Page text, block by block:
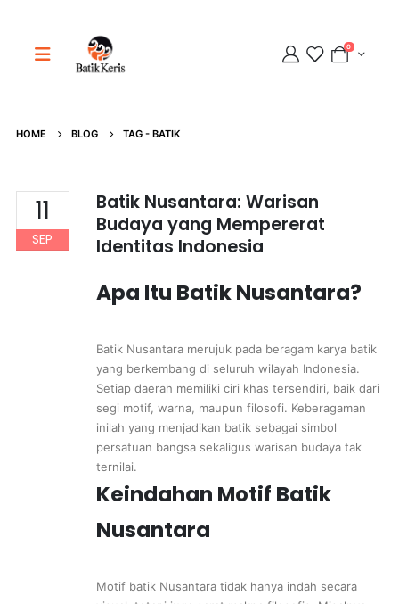
0
HOME BLOG TAG - BATIK
11
SEP
Batik Nusantara: Warisan
Budaya yang Mempererat
Identitas Indonesia
Apa Itu Batik Nusantara?
Batik Nusantara merujuk pada beragam karya batik
yang berkembang di seluruh wilayah Indonesia.
Setiap daerah memiliki ciri khas tersendiri, baik dari
segi motif, warna, maupun filosofi. Keberagaman
inilah yang menjadikan batik sebagai simbol
persatuan bangsa sekaligus warisan budaya tak
ternilai.
Keindahan Motif Batik
Nusantara
Motif batik Nusantara tidak hanya indah secara
Adipati